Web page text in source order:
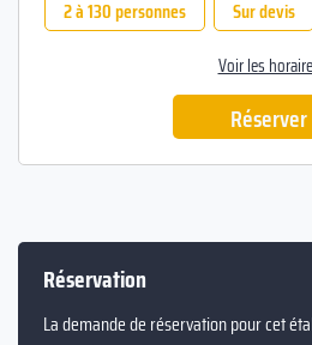
2 à 130 personnes
Sur devis
Voir les
Réserver
Réservation
La demande de réservation pour cet